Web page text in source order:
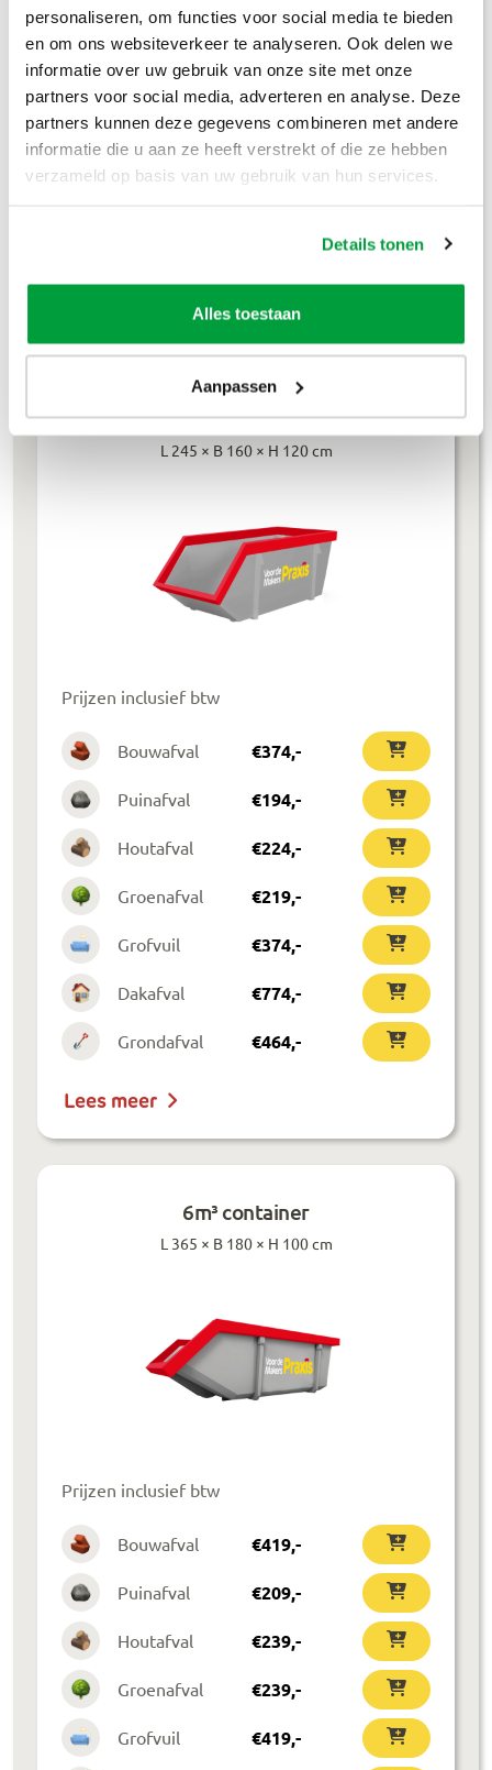
personaliseren, om functies voor social media te bieden
en om ons websiteverkeer te analyseren. Ook delen we
informatie over uw gebruik van onze site met onze
partners voor social media, adverteren en analyse. Deze
partners kunnen deze gegevens combineren met andere
informatie die u aan ze heeft verstrekt of die ze hebben
verzameld op basis van uw gebruik van hun services.
Details tonen
Alles toestaan
Aanpassen
Houtafval €199,-
Groenafval €194,-
Grofvuil €304,-
4m³ container
L 245 × B 160 × H 120 cm
Prijzen inclusief btw
Bouwafval €374,-
Puinafval €194,-
Houtafval €224,-
Groenafval €219,-
Grofvuil €374,-
Dakafval €774,-
Grondafval €464,-
Lees meer
6m³ container
L 365 × B 180 × H 100 cm
Prijzen inclusief btw
Bouwafval €419,-
Puinafval €209,-
Houtafval €239,-
Groenafval €239,-
Grofvuil €419,-